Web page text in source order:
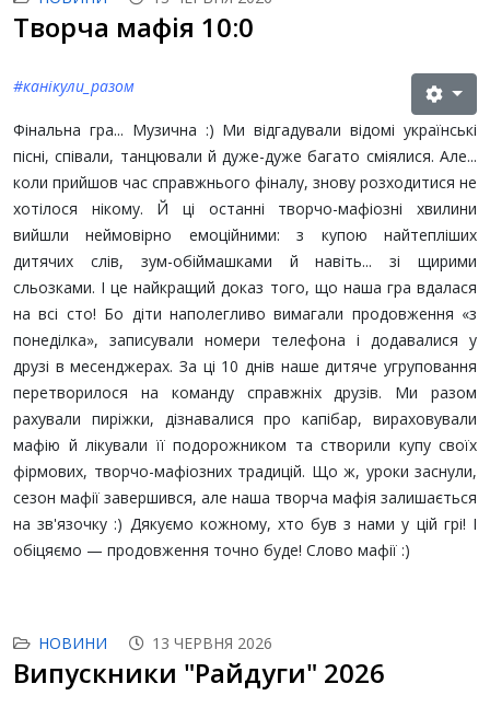
Творча мафія 10:0
#канікули_разом
Фінальна гра... Музична :) Ми відгадували відомі українські
пісні, співали, танцювали й дуже-дуже багато сміялися. Але...
коли прийшов час справжнього фіналу, знову розходитися не
хотілося нікому. Й ці останні творчо-мафіозні хвилини
вийшли неймовірно емоційними: з купою найтепліших
дитячих слів, зум-обіймашками й навіть... зі щирими
сльозками. І це найкращий доказ того, що наша гра вдалася
на всі сто! Бо діти наполегливо вимагали продовження «з
понеділка», записували номери телефона і додавалися у
друзі в месенджерах. За ці 10 днів наше дитяче угруповання
перетворилося на команду справжніх друзів. Ми разом
рахували пиріжки, дізнавалися про капібар, вираховували
мафію й лікували її подорожником та створили купу своїх
фірмових, творчо-мафіозних традицій. Що ж, уроки заснули,
сезон мафії завершився, але наша творча мафія залишається
на зв'язочку :) Дякуємо кожному, хто був з нами у цій грі! І
обіцяємо — продовження точно буде! Слово мафії :)
НОВИНИ 13 ЧЕРВНЯ 2026
Випускники "Райдуги" 2026